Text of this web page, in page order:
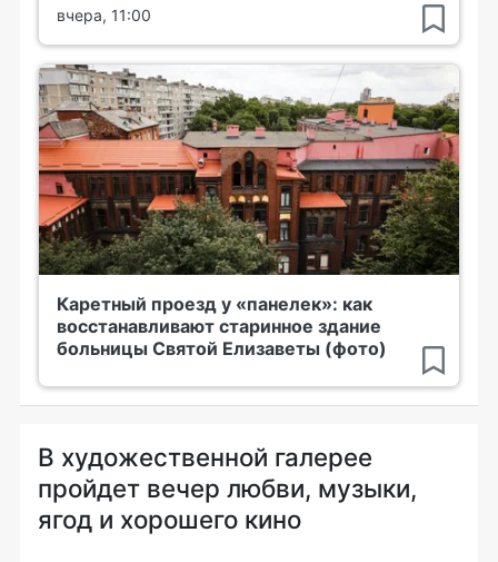
вчера, 11:00
Каретный проезд у «панелек»: как
восстанавливают старинное здание
больницы Святой Елизаветы (фото)
В художественной галерее
пройдет вечер любви, музыки,
ягод и хорошего кино